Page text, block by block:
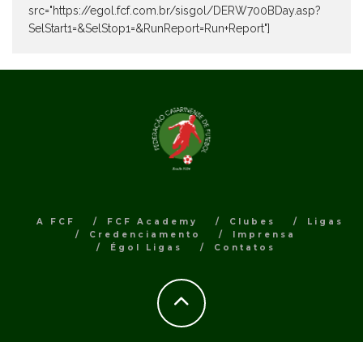
src="https://egol.fcf.com.br/sisgol/DERW700BDay.asp?
SelStart1=&SelStop1=&RunReport=Run+Report"]
A FCF FCF Academy Clubes
Ligas
Credenciamento
Imprensa
Égol Ligas
Contatos